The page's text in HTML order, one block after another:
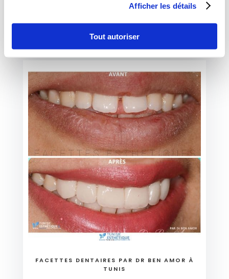
Afficher les détails
Tout autoriser
prises par ledentiste à
FACETTES DENTAIRES PAR DR BEN AMOR À
TUNIS